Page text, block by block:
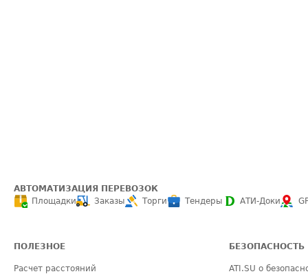
АВТОМАТИЗАЦИЯ ПЕРЕВОЗОК
Площадки
Заказы Торги Тендеры АТИ-Доки
ПОЛЕЗНОЕ
Расчет расстояний
БЕЗОПАСНОСТЬ
ATI.SU о